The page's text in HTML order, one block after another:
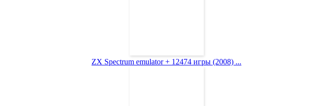
ZX Spectrum emulator + 12474 игры (2008) ...